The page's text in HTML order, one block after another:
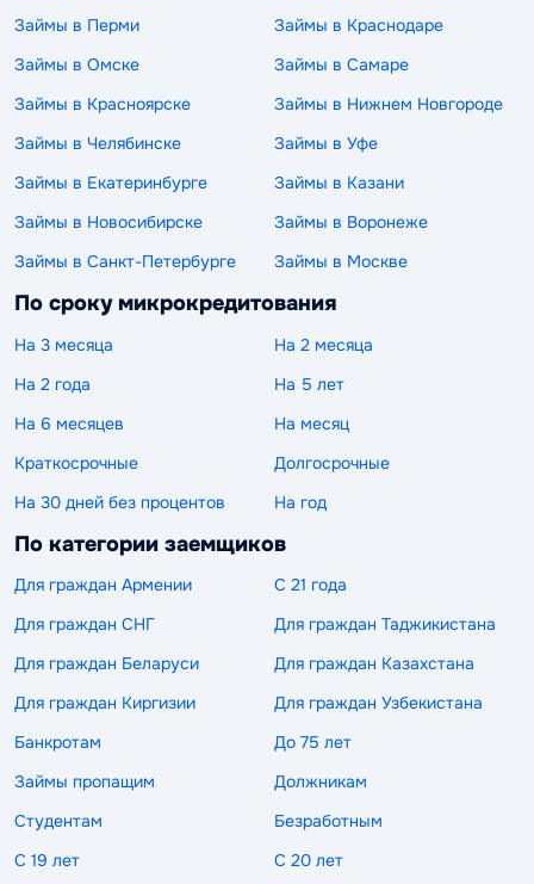
Займы в Перми
Займы в Краснодаре
Займы в Омске
Займы в Самаре
Займы в Красноярске
Займы в Нижнем Новгороде
Займы в Челябинске
Займы в Уфе
Займы в Екатеринбурге
Займы в Казани
Займы в Новосибирске
Займы в Воронеже
Займы в Санкт-Петербурге
Займы в Москве
По сроку микрокредитования
На 3 месяца
На 2 месяца
На 2 года
На 5 лет
На 6 месяцев
На месяц
Краткосрочные
Долгосрочные
На 30 дней без процентов
На год
По категории заемщиков
Для граждан Армении
С 21 года
Для граждан СНГ
Для граждан Таджикистана
Для граждан Беларуси
Для граждан Казахстана
Для граждан Киргизии
Для граждан Узбекистана
Банкротам
До 75 лет
Займы пропащим
Должникам
Студентам
Безработным
С 19 лет
С 20 лет